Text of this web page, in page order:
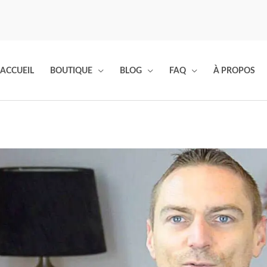
ACCUEIL BOUTIQUE BLOG FAQ À PROPOS